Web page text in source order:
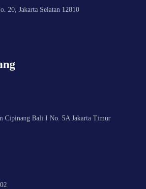
20, Jakarta Selatan 12810
Cipinang Bali I No. 5A Jakarta Timur